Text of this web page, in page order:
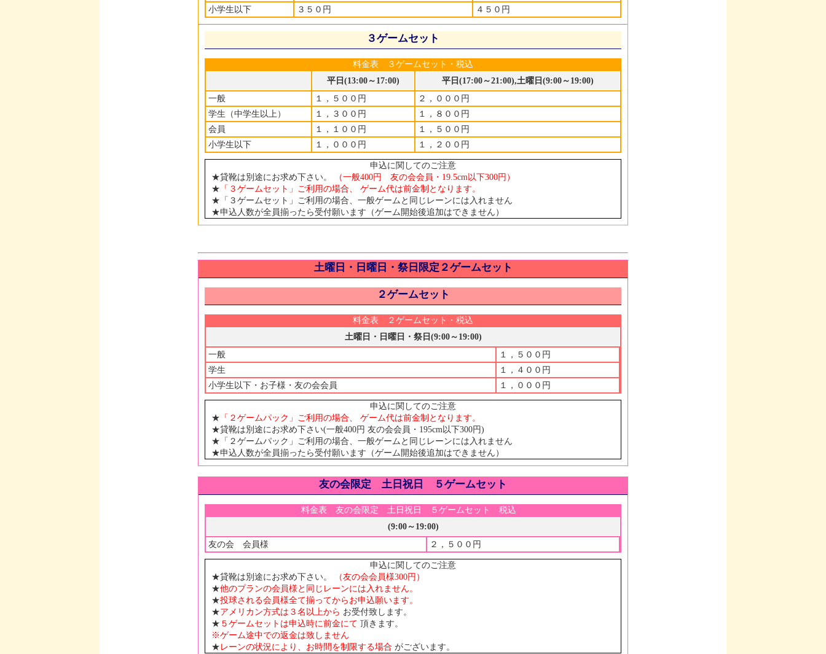
小学生以下
３５０円 ４５０円
３ゲームセット
料金表 ３ゲームセット・税込
平日(13:00～17:00)
平日(17:00～21:00),土曜日(9:00～19:00)
一般
１，５００円
２，０００円
学生（中学生以上）
１，３００円
１，８００円
会員
１，１００円
１，５００円
小学生以下
１，０００円 １，２００円
申込に関してのご注意
★貸靴は別途にお求め下さい。
（一般400円 友の会会員・19.5cm以下300円）
★ 「３ゲームセット」ご利用の場合、 ゲーム代は前金制となります。
★「３ゲームセット」ご利用の場合、一般ゲームと同じレーンには入れません
★申込人数が全員揃ったら受付願います（ゲーム開始後追加はできません）
土曜日・日曜日・祭日限定２ゲームセット
２ゲームセット
料金表 ２ゲームセット・税込
土曜日・日曜日・祭日(9:00～19:00)
一般
１，５００円
学生
１，４００円
小学生以下・お子様・友の会会員
１，０００円
申込に関してのご注意
★ 「２ゲームパック」ご利用の場合、 ゲーム代は前金制となります。
★貸靴は別途にお求め下さい(一般400円 友の会会員・195cm以下300円)
★「２ゲームパック」ご利用の場合、一般ゲームと同じレーンには入れません
★申込人数が全員揃ったら受付願います（ゲーム開始後追加はできません）
友の会限定 土日祝日 ５ゲームセット
料金表 友の会限定 土日祝日 ５ゲームセット 税込
(9:00～19:00)
友の会 会員様
２，５００円
申込に関してのご注意
★貸靴は別途にお求め下さい。
（友の会会員様300円）
★他のプランの会員様と同じレーンには入れません。
★投球される会員様全て揃ってからお申込願います。
★アメリカン方式は３名以上から お受付致します。
★ ５ゲームセットは申込時に前金にて 頂きます。
※ゲーム途中での返金は致しません
★レーンの状況により、お時間を制限する場合 がございます。